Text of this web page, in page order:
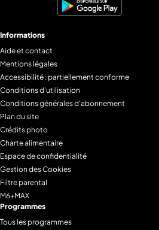
Informations
Aide et contact
Mentions légales
Accessibilité : partiellement conforme
Conditions d'utilisation
Conditions générales d'abonnement
Plan du site
Crédits photo
Charte alimentaire
Espace de confidentialité
Gestion des Cookies
Filtre parental
M6+MAX
Programmes
Tous les programmes